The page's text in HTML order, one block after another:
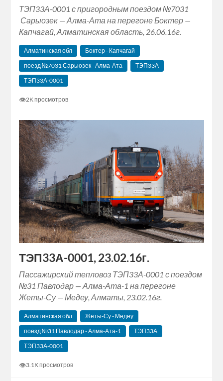
ТЭП33А-0001 с пригородным поездом №7031
Сарыозек — Алма-Ата на перегоне Боктер —
Капчагай, Алматинская область, 26.06.16г.
Алматинская обл
Боктер - Капчагай
поезд №7031 Сарыозек - Алма-Ата
ТЭП33А
ТЭП33А-0001
👁2K просмотров
ТЭП33А-0001, 23.02.16г.
Пассажирский тепловоз ТЭП33А-0001 с поездом
№31 Павлодар — Алма-Ата-1 на перегоне
Жеты-Су — Медеу, Алматы, 23.02.16г.
Алматинская обл
Жеты-Су - Медеу
поезд №31 Павлодар - Алма-Ата-1
ТЭП33А
ТЭП33А-0001
👁3.1K просмотров